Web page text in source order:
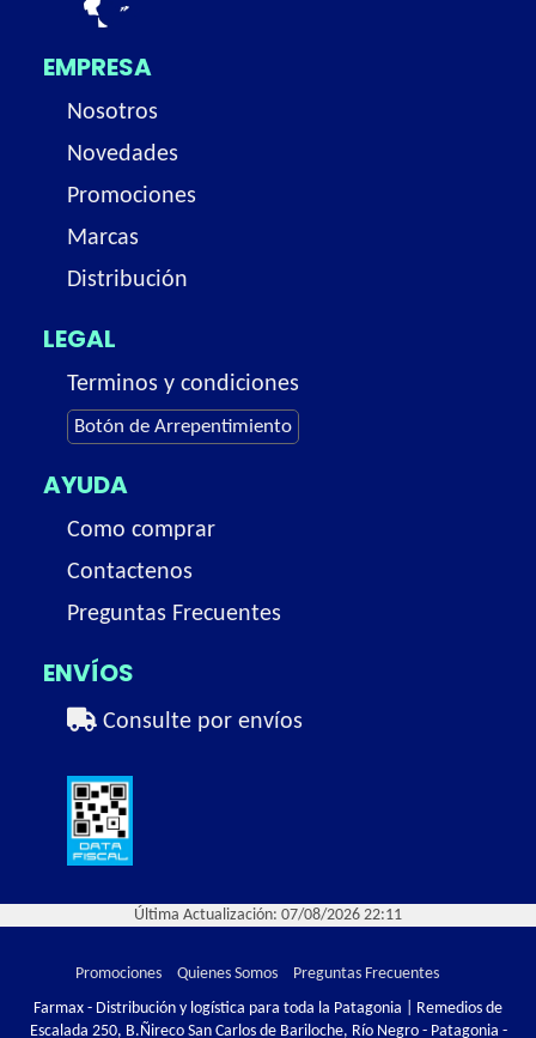
EMPRESA
Nosotros
Novedades
Promociones
Marcas
Distribución
LEGAL
Terminos y condiciones
Botón de Arrepentimiento
AYUDA
Como comprar
Contactenos
Preguntas Frecuentes
ENVÍOS
Consulte por envíos
Última Actualización: 07/08/2026 22:11
Promociones Quienes Somos
Preguntas Frecuentes
Farmax - Distribución y logística para toda la Patagonia | Remedios de
Escalada 250, B.Ñireco San Carlos de Bariloche, Río Negro - Patagonia -